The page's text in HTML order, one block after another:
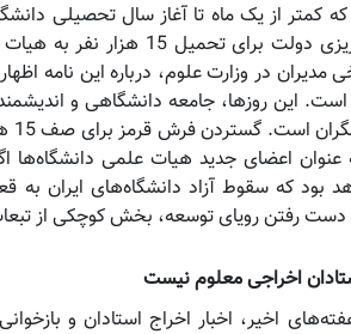
کمتر از یک ماه تا آغاز سال تحصیلی
اداری درباره برنامه‌ریزی
مدیران در وزارت علوم، درباره این نامه
است. این روزها، جامعه دانشگاهی و
عنوان اعضای جدید هیات علمی
بود که سقوط آزاد دانشگاه‌های ایران به
دست رفتن رویای توسعه، بخش کوچکی از
اخراجی معلوم نیست